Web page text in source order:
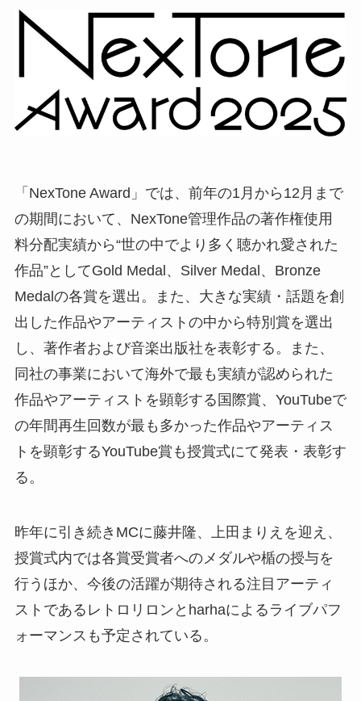
「NexTone Award」では、前年の1月から12月まで
の期間において、NexTone管理作品の著作権使用
料分配実績から“世の中でより多く聴かれ愛された
作品”としてGold Medal、Silver Medal、Bronze
Medalの各賞を選出。また、大きな実績・話題を創
出した作品やアーティストの中から特別賞を選出
し、著作者および音楽出版社を表彰する。また、
同社の事業において海外で最も実績が認められた
作品やアーティストを顕彰する国際賞、YouTubeで
の年間再生回数が最も多かった作品やアーティス
トを顕彰するYouTube賞も授賞式にて発表・表彰す
る。
昨年に引き続きMCに藤井隆、上田まりえを迎え、
授賞式内では各賞受賞者へのメダルや楯の授与を
行うほか、今後の活躍が期待される注目アーティ
ストであるレトロリロンとharhaによるライブパフ
ォーマンスも予定されている。